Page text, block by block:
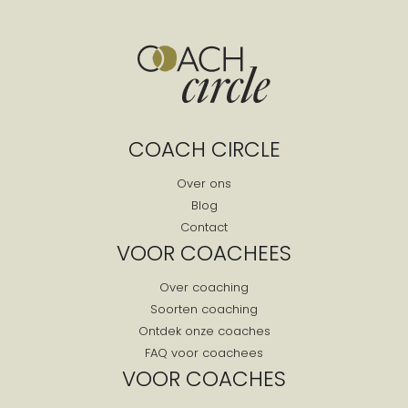
COACH CIRCLE
Over ons
Blog
Contact
VOOR COACHEES
Over coaching
Soorten coaching
Ontdek onze coaches
FAQ voor coachees
VOOR COACHES